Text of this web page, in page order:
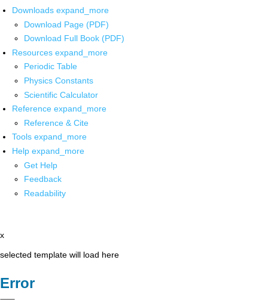
Downloads expand_more
Download Page (PDF)
Download Full Book (PDF)
Resources expand_more
Periodic Table
Physics Constants
Scientific Calculator
Reference expand_more
Reference & Cite
Tools expand_more
Help expand_more
Get Help
Feedback
Readability
x
selected template will load here
Error